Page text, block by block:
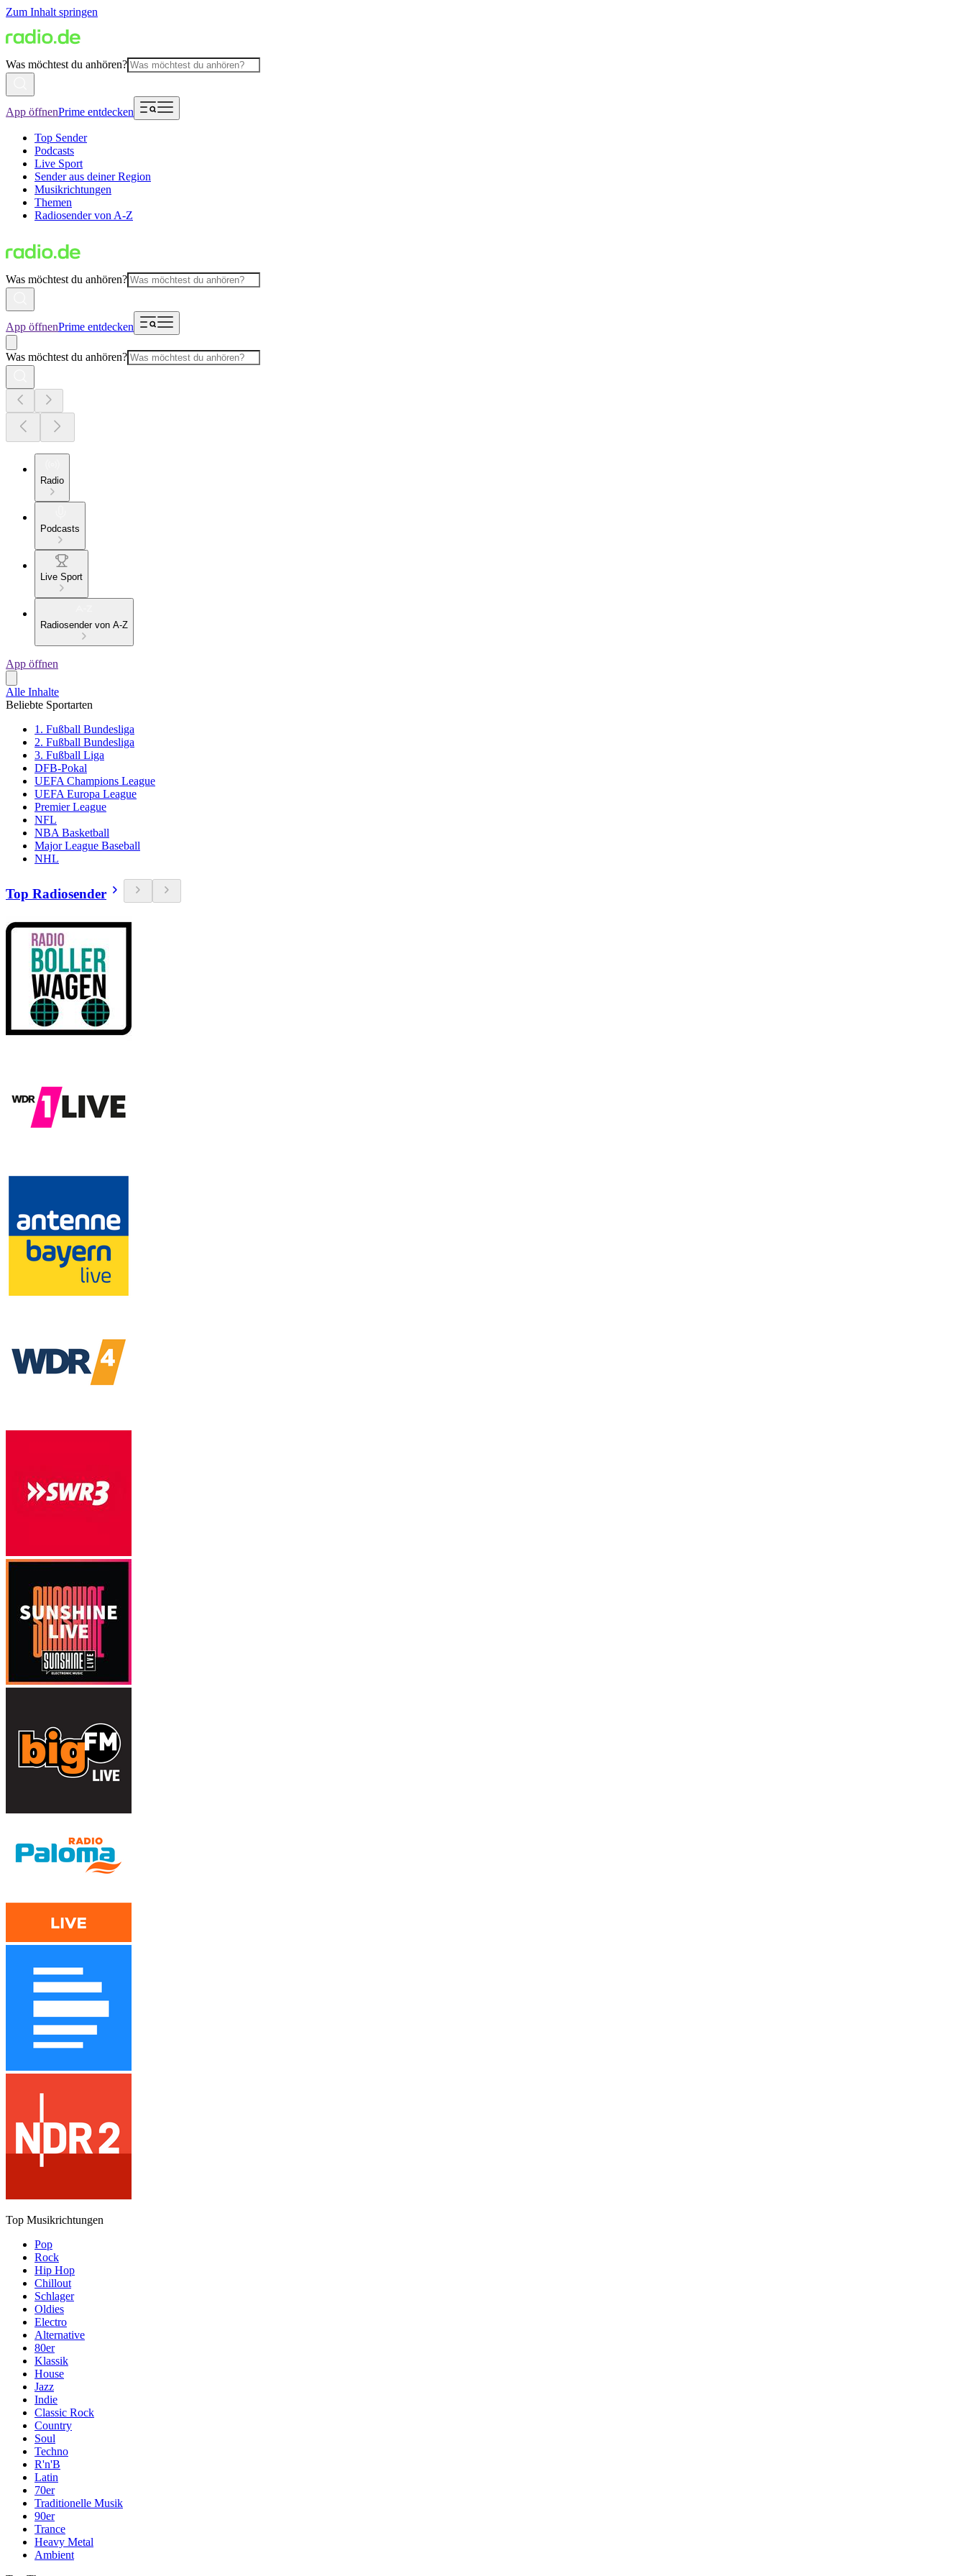
Zum Inhalt springen
Was möchtest du anhören?
App öffnenPrime entdecken
Top Sender
Podcasts
Live Sport
Sender aus deiner Region
Musikrichtungen
Themen
Radiosender von A-Z
Was möchtest du anhören?
App öffnenPrime entdecken
Was möchtest du anhören?
Radio
Podcasts
Live Sport
Radiosender von A-Z
App öffnen
Alle Inhalte
Beliebte Sportarten
1. Fußball Bundesliga
2. Fußball Bundesliga
3. Fußball Liga
DFB-Pokal
UEFA Champions League
UEFA Europa League
Premier League
NFL
NBA Basketball
Major League Baseball
NHL
Top Radiosender
Top Musikrichtungen
Pop
Rock
Hip Hop
Chillout
Schlager
Oldies
Electro
Alternative
80er
Klassik
House
Jazz
Indie
Classic Rock
Country
Soul
Techno
R'n'B
Latin
70er
Traditionelle Musik
90er
Trance
Heavy Metal
Ambient